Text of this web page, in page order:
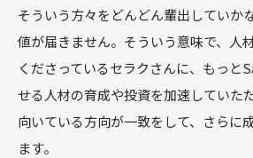
そういう方々をどんどん輩出していか
値が届きません。そういう意味で、人
くださっているセラクさんに、もっと
せる人材の育成や投資を加速していた
向いている方向が一致をして、さらに
ます。